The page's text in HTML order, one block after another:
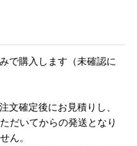
で購入します（未確認に
確定後にお見積りし、
だいてからの発送となり
ん。